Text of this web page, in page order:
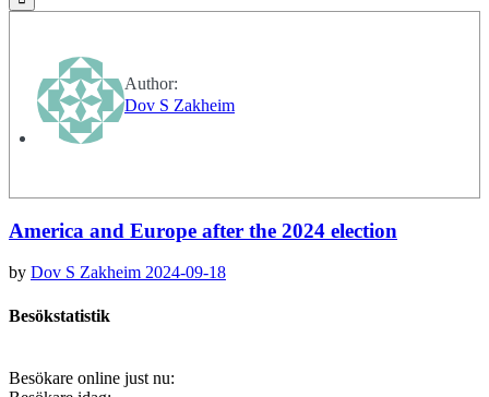
Author:
Dov S Zakheim
America and Europe after the 2024 election
by Dov S Zakheim 2024-09-18
Besökstatistik
Besökare online just nu: